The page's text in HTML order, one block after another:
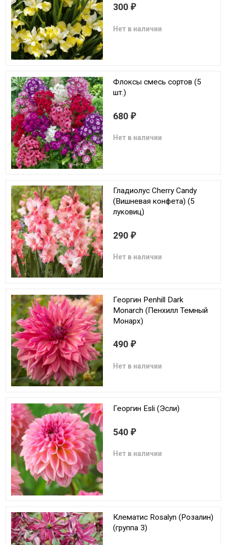
300 ₽
Нет в наличии
Флоксы смесь сортов (5
шт.)
680 ₽
Нет в наличии
Гладиолус Cherry Candy
(Вишневая конфета) (5
луковиц)
290 ₽
Нет в наличии
Георгин Penhill Dark
Monarch (Пенхилл Темный
Монарх)
490 ₽
Нет в наличии
Георгин Esli (Эсли)
540 ₽
Нет в наличии
Клематис Rosalyn (Розалин)
(группа 3)